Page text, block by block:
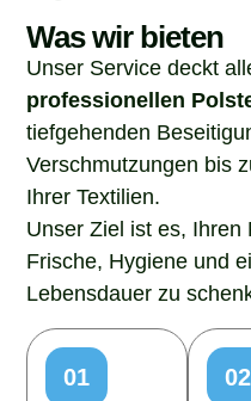
Was wir bieten
Unser Service deckt
professionellen
tiefgehenden
Verschmutzungen bis
Ihrer Textilien.
Unser Ziel ist es, Ihren
Frische, Hygiene und
Lebensdauer zu
01
02